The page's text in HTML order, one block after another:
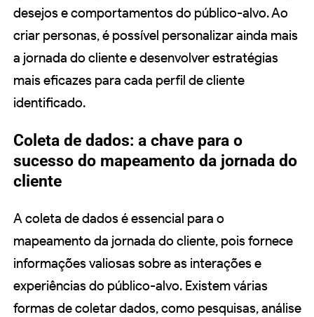
desejos e comportamentos do público-alvo. Ao
criar personas, é possível personalizar ainda mais
a jornada do cliente e desenvolver estratégias
mais eficazes para cada perfil de cliente
identificado.
Coleta de dados: a chave para o
sucesso do mapeamento da jornada do
cliente
A coleta de dados é essencial para o
mapeamento da jornada do cliente, pois fornece
informações valiosas sobre as interações e
experiências do público-alvo. Existem várias
formas de coletar dados, como pesquisas, análise